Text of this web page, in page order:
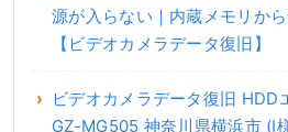
源が入らない｜内蔵メモリか
【ビデオカメラデータ復旧】
ビデオカメラデータ復旧
GZ-MG505 神奈川県横浜市 (I